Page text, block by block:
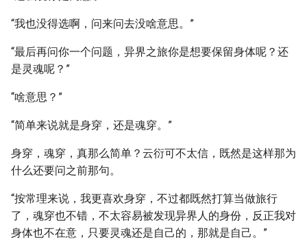
“我也没得选啊，问来问去没啥意思。”
“最后再问你一个问题，异界之旅你是想要保留身体呢？还
是灵魂呢？”
“啥意思？”
“简单来说就是身穿，还是魂穿。”
身穿，魂穿，真那么简单？云衍可不太信，既然是这样那为
什么还要问之前那句。
“按常理来说，我更喜欢身穿，不过都既然打算当做旅行
了，魂穿也不错，不太容易被发现异界人的身份，反正我对
身体也不在意，只要灵魂还是自己的，那就是自己。”